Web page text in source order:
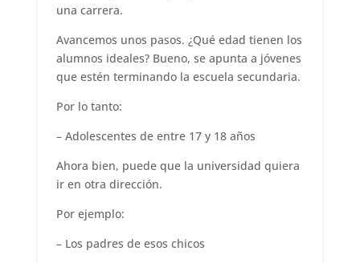
una carrera.
Avancemos unos pasos. ¿Qué edad tienen los
alumnos ideales? Bueno, se apunta a jóvenes
que estén terminando la escuela secundaria.
Por lo tanto:
– Adolescentes de entre 17 y 18 años
Ahora bien, puede que la universidad quiera
ir en otra dirección.
Por ejemplo:
– Los padres de esos chicos